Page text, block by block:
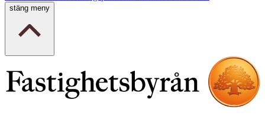
stäng meny